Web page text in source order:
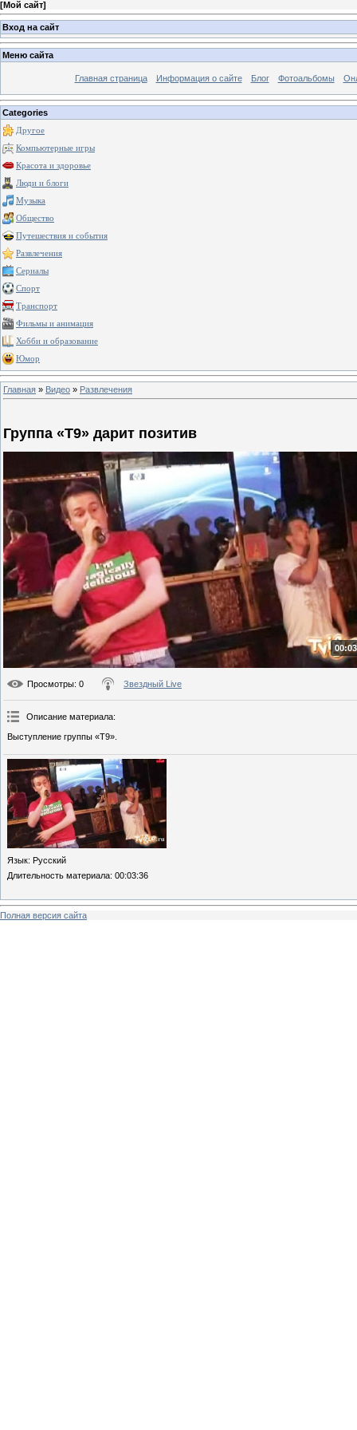
[Мой сайт]
Вход на сайт
Меню сайта
Главная страница Информация о сайте Блог Фотоальбомы
Categories
Другое
Компьютерные игры
Красота и здоровье
Люди и блоги
Музыка
Общество
Путешествия и события
Развлечения
Сериалы
Спорт
Транспорт
Фильмы и анимация
Хобби и образование
Юмор
Главная » Видео » Развлечения
Группа «Т9» дарит позитив
Просмотры: 0 Звездный Live
Описание материала:
Выступление группы «Т9».
Язык: Русский
Длительность материала: 00:03:36
Полная версия сайта